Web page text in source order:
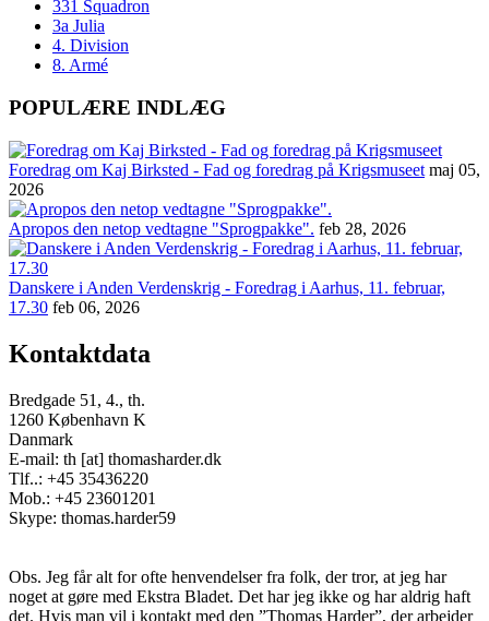
331 Squadron
3a Julia
4. Division
8. Armé
POPULÆRE INDLÆG
Foredrag om Kaj Birksted - Fad og foredrag på Krigsmuseet maj 05,
2026
Apropos den netop vedtagne "Sprogpakke". feb 28, 2026
Danskere i Anden Verdenskrig - Foredrag i Aarhus, 11. februar,
17.30 feb 06, 2026
Kontaktdata
Bredgade 51, 4., th.
1260 København K
Danmark
E-mail: th [at] thomasharder.dk
Tlf..: +45 35436220
Mob.: +45 23601201
Skype: thomas.harder59
Obs. Jeg får alt for ofte henvendelser fra folk, der tror, at jeg har
noget at gøre med Ekstra Bladet. Det har jeg ikke og har aldrig haft
det. Hvis man vil i kontakt med den ”Thomas Harder”, der arbejder